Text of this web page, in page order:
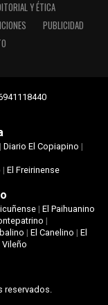
Y ÉTICA
PUBLICIDAD
Diario El Copiapino |
| El Freirinense
| El Paihuanino
|
|El Canelino |El
Vileño
reservados.